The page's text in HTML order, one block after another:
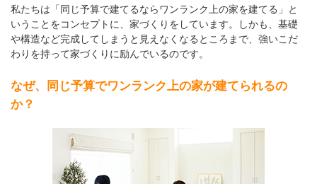
私たちは「同じ予算で建てるならワンランク上の家を建てる」と
いうことをコンセプトに、家づくりをしています。しかも、基礎
や構造など完成してしまうと見えなくなるところまで、強いこだ
わりを持って家づくりに励んでいるのです。
なぜ、同じ予算でワンランク上の家が建てられるの
か？